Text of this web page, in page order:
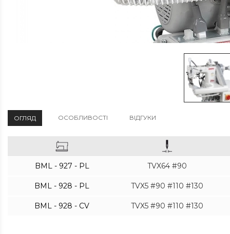
ОГЛЯД ОСОБЛИВОСТІ ВІДГУКИ
BML - 927 - PL TVX64 #90
BML - 928 - PL TVX5 #90 #110 #130
BML - 928 - CV TVX5 #90 #110 #130